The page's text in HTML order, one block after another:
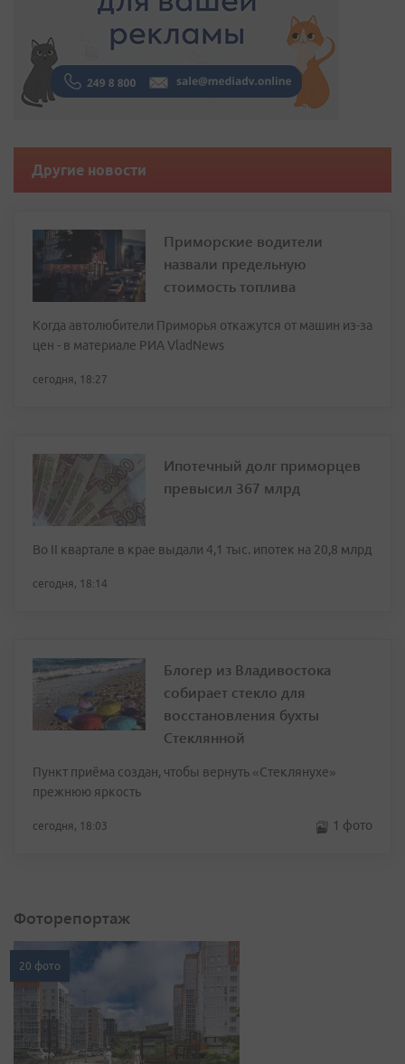
Другие новости
Приморские водители
назвали предельную
стоимость топлива
Когда автолюбители Приморья откажутся от машин из-за
цен - в материале РИА VladNews
сегодня, 18:27
Ипотечный долг приморцев
превысил 367 млрд
Во II квартале в крае выдали 4,1 тыс. ипотек на 20,8 млрд
сегодня, 18:14
Блогер из Владивостока
собирает стекло для
восстановления бухты
Стеклянной
Пункт приёма создан, чтобы вернуть «Стеклянухе»
прежнюю яркость
сегодня, 18:03 1 фото
Фоторепортаж
20 фото